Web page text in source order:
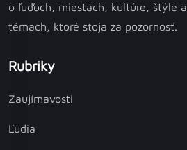
o ľuďoch, miestach, kultúre, štýle a
témach, ktoré stoja za pozornosť.
Rubriky
Zaujímavosti
Ľudia